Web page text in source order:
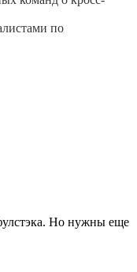
по
Но нужны еще